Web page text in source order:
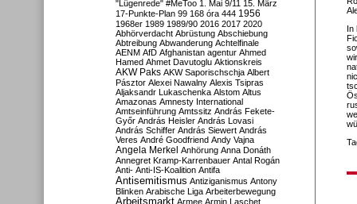
In
"Lügenrede" #MeToo 1. Mai 9/11 15. März
17-Punkte-Plan 99 168 óra 444 1956
1968er 1989 1989/90 2016 2017 2020
Abhörverdacht Abrüstung Abschiebung
Abtreibung Abwanderung Achtelfinale
AENM AfD Afghanistan agentur Ahmed
Hamed Ahmet Davutoglu Aktionskreis
AKW Paks AKW Saporischschja Albert
Pásztor Alexei Nawalny Alexis Tsipras
Aljaksandr Lukaschenka Alstom Altus
Amazonas Amnesty International
Amtseinführung Amtssitz András Fekete-
Győr András Heisler András Lovasi
András Schiffer András Siewert András
Veres André Goodfriend Andy Vajna
Angela Merkel Anhörung Anna Donáth
Annegret Kramp-Karrenbauer Antal Rogán
Anti- Anti-IS-Koalition Antifa
Antisemitismus Antiziganismus Antony
Blinken Arabische Liga Arbeiterbewegung
Arbeitsmarkt Armee Armin Laschet